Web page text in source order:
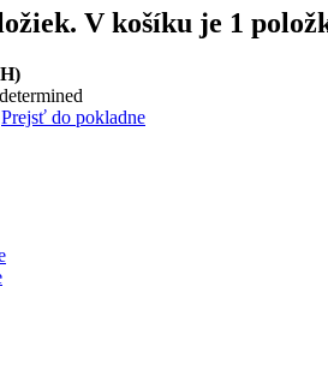
V košíku je 1
Prejsť do pokladne